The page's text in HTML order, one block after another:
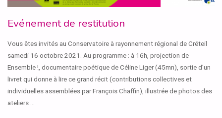
N’A
PAS
SA
SOURCE…
Evénement de restitution
Vous êtes invités au Conservatoire à rayonnement régional de Créteil
samedi 16 octobre 2021. Au programme : à 16h, projection de
Ensemble !, documentaire poétique de Céline Liger (45mn), sortie d’un
livret qui donne à lire ce grand récit (contributions collectives et
individuelles assemblées par François Chaffin), illustrée de photos des
ateliers …